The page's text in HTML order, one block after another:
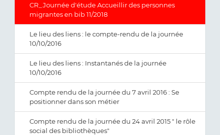
CR_Journée d'étude Accueillir des personnes
migrantes en bib 11/2018
Le lieu des liens : le compte-rendu de la journée
10/10/2016
Le lieu des liens : Instantanés de la journée
10/10/2016
Compte rendu de la journée du 7 avril 2016 : Se
positionner dans son métier
Compte rendu de la journée du 24 avril 2015 " le rôle
social des bibliothèques"